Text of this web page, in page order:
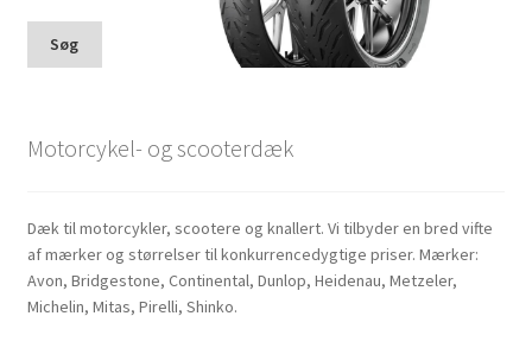
Søg
Motorcykel- og scooterdæk
Dæk til motorcykler, scootere og knallert. Vi tilbyder en bred vifte
af mærker og størrelser til konkurrencedygtige priser. Mærker:
Avon, Bridgestone, Continental, Dunlop, Heidenau, Metzeler,
Michelin, Mitas, Pirelli, Shinko.